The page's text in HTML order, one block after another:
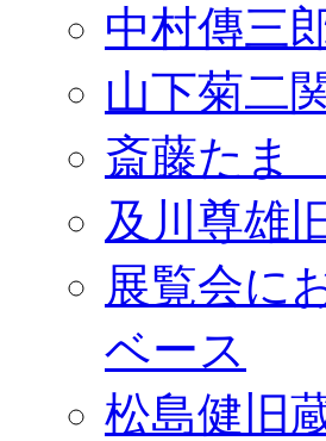
中村傳三
山下菊二
斎藤たま
及川尊雄
展覧会に
ベース
松島健旧